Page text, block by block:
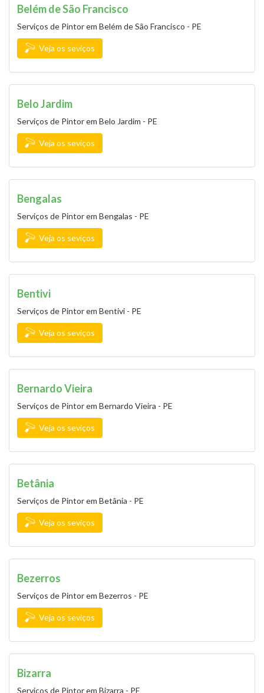
Belém de São Francisco
Serviços de Pintor em Belém de São Francisco - PE
Veja os seviços
Belo Jardim
Serviços de Pintor em Belo Jardim - PE
Veja os seviços
Bengalas
Serviços de Pintor em Bengalas - PE
Veja os seviços
Bentivi
Serviços de Pintor em Bentivi - PE
Veja os seviços
Bernardo Vieira
Serviços de Pintor em Bernardo Vieira - PE
Veja os seviços
Betânia
Serviços de Pintor em Betânia - PE
Veja os seviços
Bezerros
Serviços de Pintor em Bezerros - PE
Veja os seviços
Bizarra
Serviços de Pintor em Bizarra - PE